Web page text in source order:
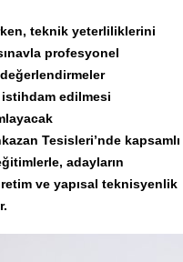
teknik yeterliliklerini
profesyonel
edilmesi
Tesisleri’nde kapsamlı
adayların
ve yapısal teknisyenlik